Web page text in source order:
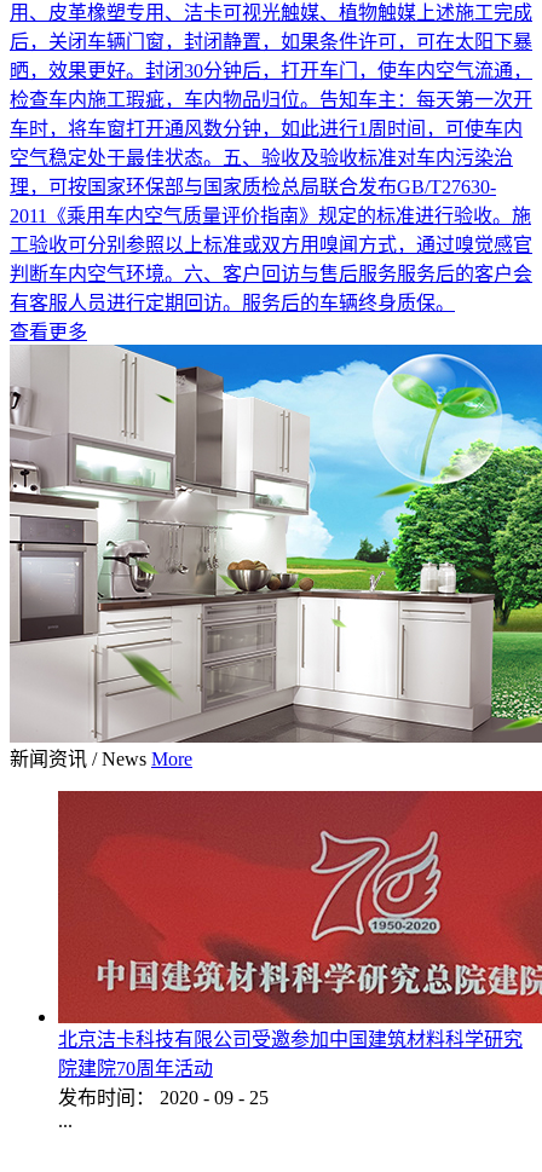
用、皮革橡塑专用、洁卡可视光触媒、植物触媒上述施工完成
后，关闭车辆门窗，封闭静置，如果条件许可，可在太阳下暴
晒，效果更好。封闭30分钟后，打开车门，使车内空气流通，
检查车内施工瑕疵，车内物品归位。告知车主：每天第一次开
车时，将车窗打开通风数分钟，如此进行1周时间，可使车内
空气稳定处于最佳状态。五、验收及验收标准对车内污染治
理，可按国家环保部与国家质检总局联合发布GB/T27630-
2011《乘用车内空气质量评价指南》规定的标准进行验收。施
工验收可分别参照以上标准或双方用嗅闻方式，通过嗅觉感官
判断车内空气环境。六、客户回访与售后服务服务后的客户会
有客服人员进行定期回访。服务后的车辆终身质保。
查看更多
新闻资讯 / News More
北京洁卡科技有限公司受邀参加中国建筑材料科学研究
院建院70周年活动
发布时间：
2020 - 09 - 25
...